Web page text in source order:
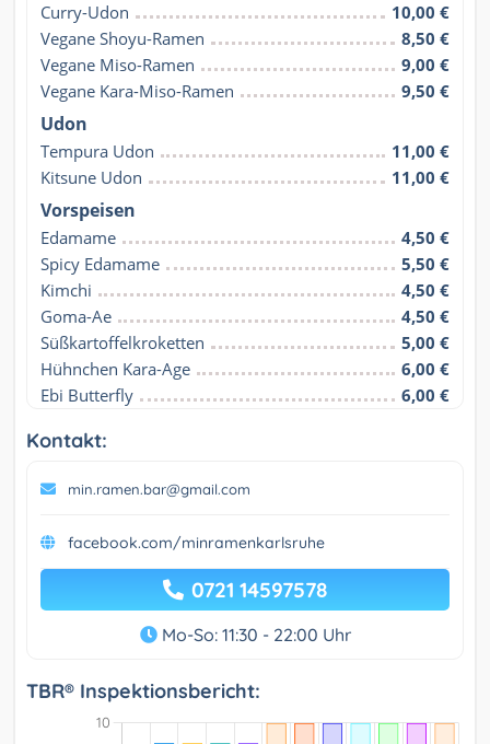
Curry-Udon
10,00 €
Vegane Shoyu-Ramen
8,50 €
Vegane Miso-Ramen
9,00 €
Vegane Kara-Miso-Ramen
9,50 €
Udon
Tempura Udon
11,00 €
Kitsune Udon
11,00 €
Vorspeisen
Edamame
4,50 €
Spicy Edamame
5,50 €
Kimchi
4,50 €
Goma-Ae
4,50 €
Süßkartoffelkroketten
5,00 €
Hühnchen Kara-Age
6,00 €
Ebi Butterfly
6,00 €
Kontakt:
min.ramen.bar@gmail.com
facebook.com/minramenkarlsruhe
0721 14597578
Mo-So: 11:30 - 22:00 Uhr
TBR® Inspektionsbericht: